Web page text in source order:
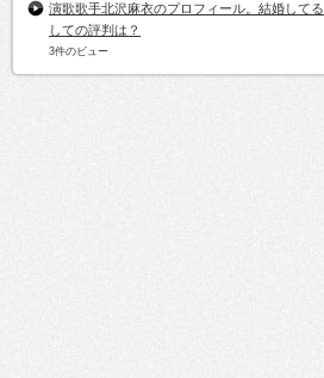
演歌歌手北沢麻衣のプロフィール。結婚して
しての評判は？
3件のビュー